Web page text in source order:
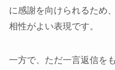
に感謝を向けられるため
相性がよい表現です。
一方で、ただ一言返信を